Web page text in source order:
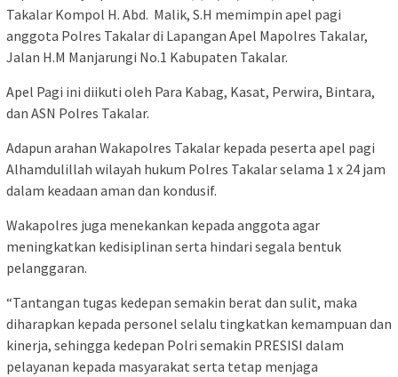
Takalar Kompol H. Abd. Malik, S.H memimpin apel pagi
anggota Polres Takalar di Lapangan Apel Mapolres Takalar,
Jalan H.M Manjarungi No.1 Kabupaten Takalar.
Apel Pagi ini diikuti oleh Para Kabag, Kasat, Perwira, Bintara,
dan ASN Polres Takalar.
Adapun arahan Wakapolres Takalar kepada peserta apel pagi
Alhamdulillah wilayah hukum Polres Takalar selama 1 x 24 jam
dalam keadaan aman dan kondusif.
Wakapolres juga menekankan kepada anggota agar
meningkatkan kedisiplinan serta hindari segala bentuk
pelanggaran.
“Tantangan tugas kedepan semakin berat dan sulit, maka
diharapkan kepada personel selalu tingkatkan kemampuan dan
kinerja, sehingga kedepan Polri semakin PRESISI dalam
pelayanan kepada masyarakat serta tetap menjaga